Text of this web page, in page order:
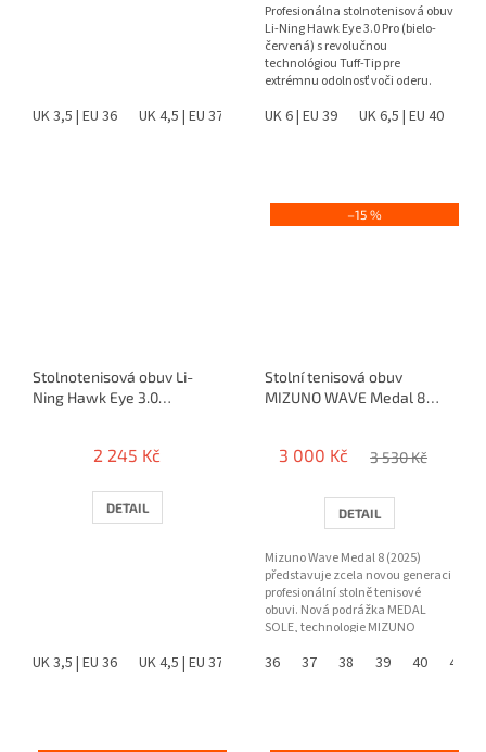
UK 3,5 | EU 36 UK 4,5 | EU 37 UK 5 | EU 38 UK 6 | EU 39 UK 6,5 |
Profesionálna stolnotenisová obuv
Li-Ning Hawk Eye 3.0 Pro (bielo-
červená) s revolučnou
technológiou Tuff-Tip pre
extrémnu odolnosť voči oderu.
UK 6 | EU 39 UK 6,5 | EU 40
Stolnotenisová obuv Li-
Ning Hawk Eye 3.0
2 245 Kč
DETAIL
UK 3,5 | EU 36 UK 4,5 | EU 37 UK 5 | EU 38 UK 6 | EU 39 UK 6,5
–15 %
Stolní tenisová obuv
MIZUNO WAVE Medal 8
3 000 Kč 3 530 Kč
DETAIL
Mizuno Wave Medal 8 (2025)
představuje zcela novou generaci
profesionální stolně tenisové
obuvi. Nová podrážka MEDAL
SOLE, technologie MIZUNO
36 37 38 39 40 41